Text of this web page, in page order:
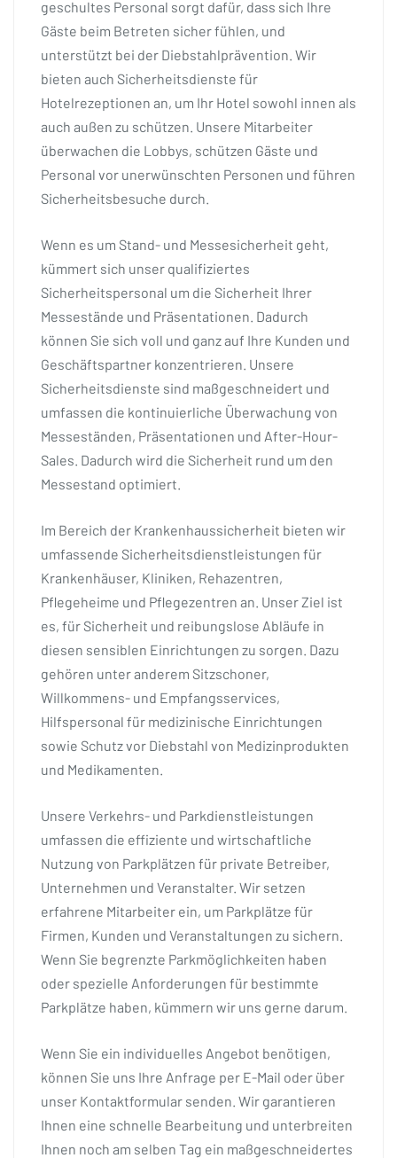
geschultes Personal sorgt dafür, dass sich Ihre
Gäste beim Betreten sicher fühlen, und
unterstützt bei der Diebstahlprävention. Wir
bieten auch Sicherheitsdienste für
Hotelrezeptionen an, um Ihr Hotel sowohl innen als
auch außen zu schützen. Unsere Mitarbeiter
überwachen die Lobbys, schützen Gäste und
Personal vor unerwünschten Personen und führen
Sicherheitsbesuche durch.
Wenn es um Stand- und Messesicherheit geht,
kümmert sich unser qualifiziertes
Sicherheitspersonal um die Sicherheit Ihrer
Messestände und Präsentationen. Dadurch
können Sie sich voll und ganz auf Ihre Kunden und
Geschäftspartner konzentrieren. Unsere
Sicherheitsdienste sind maßgeschneidert und
umfassen die kontinuierliche Überwachung von
Messeständen, Präsentationen und After-Hour-
Sales. Dadurch wird die Sicherheit rund um den
Messestand optimiert.
Im Bereich der Krankenhaussicherheit bieten wir
umfassende Sicherheitsdienstleistungen für
Krankenhäuser, Kliniken, Rehazentren,
Pflegeheime und Pflegezentren an. Unser Ziel ist
es, für Sicherheit und reibungslose Abläufe in
diesen sensiblen Einrichtungen zu sorgen. Dazu
gehören unter anderem Sitzschoner,
Willkommens- und Empfangsservices,
Hilfspersonal für medizinische Einrichtungen
sowie Schutz vor Diebstahl von Medizinprodukten
und Medikamenten.
Unsere Verkehrs- und Parkdienstleistungen
umfassen die effiziente und wirtschaftliche
Nutzung von Parkplätzen für private Betreiber,
Unternehmen und Veranstalter. Wir setzen
erfahrene Mitarbeiter ein, um Parkplätze für
Firmen, Kunden und Veranstaltungen zu sichern.
Wenn Sie begrenzte Parkmöglichkeiten haben
oder spezielle Anforderungen für bestimmte
Parkplätze haben, kümmern wir uns gerne darum.
Wenn Sie ein individuelles Angebot benötigen,
können Sie uns Ihre Anfrage per E-Mail oder über
unser Kontaktformular senden. Wir garantieren
Ihnen eine schnelle Bearbeitung und unterbreiten
Ihnen noch am selben Tag ein maßgeschneidertes